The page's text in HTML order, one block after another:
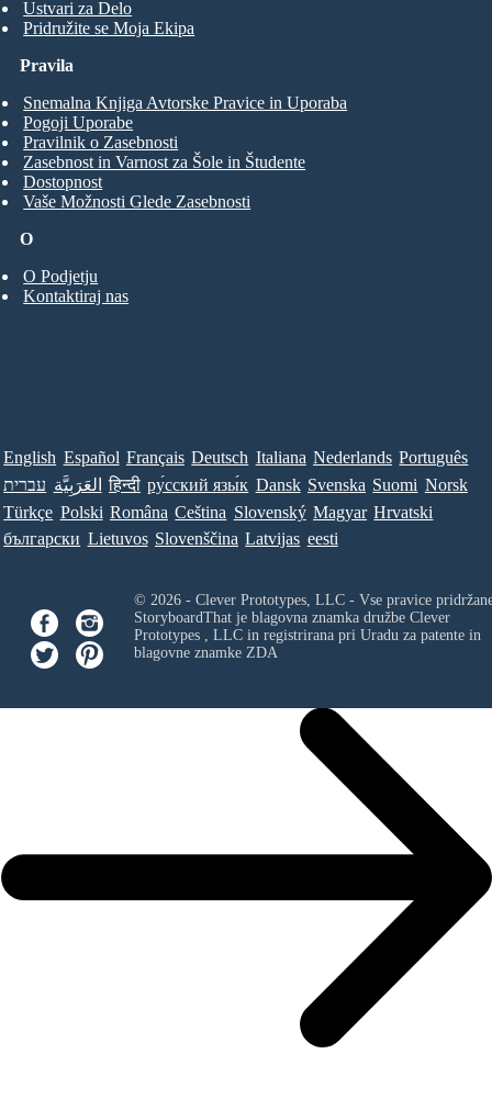
Ustvari za Delo
Pridružite se Moja Ekipa
O
O Podjetju
Kontaktiraj nas
Pravila
Snemalna Knjiga Avtorske Pravice in Uporaba
Pogoji Uporabe
Pravilnik o Zasebnosti
Zasebnost in Varnost za Šole in Študente
Dostopnost
Vaše Možnosti Glede Zasebnosti
English Español Français Deutsch Italiana Nederlands Português
עברית العَرَبِيَّة हिन्दी ру́сский язы́к Dansk Svenska Suomi Norsk
Türkçe Polski Româna Ceština Slovenský Magyar Hrvatski
български Lietuvos Slovenščina Latvijas eesti
© 2026 - Clever Prototypes, LLC - Vse pravice
StoryboardThat je blagovna znamka družbe Clever
Prototypes , LLCin registrirana pri Uradu za patente in
blagovne znamke ZDA